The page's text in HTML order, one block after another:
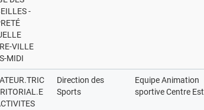
-
VILLE
MIDI
Direction des
Sports
Equipe Animation
sportive Centre Est